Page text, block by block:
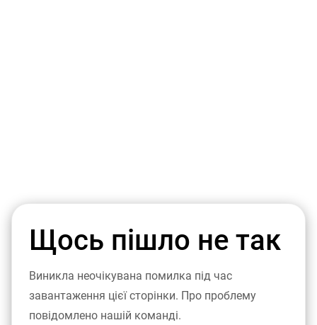
Щось пішло не так
Виникла неочікувана помилка під час
завантаження цієї сторінки. Про проблему
повідомлено нашій команді.